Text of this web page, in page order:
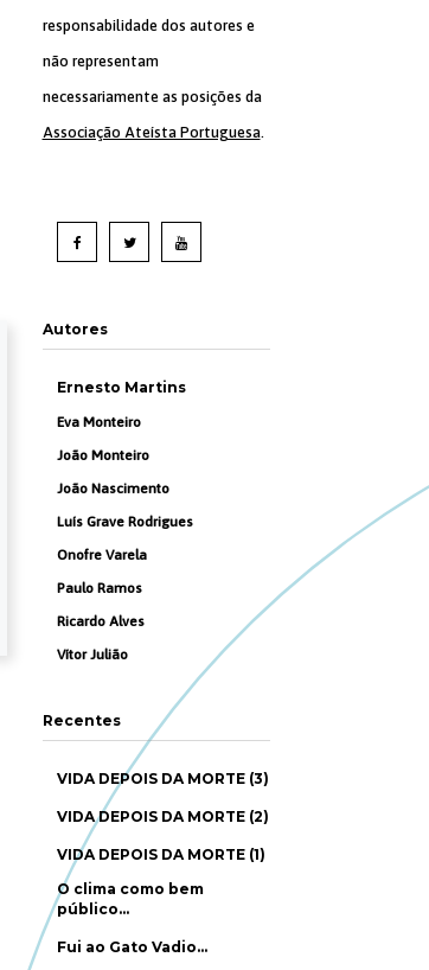
responsabilidade dos autores e
não representam
necessariamente as posições da
Associação Ateísta Portuguesa.
Autores
Ernesto Martins
Eva Monteiro
João Monteiro
João Nascimento
Luís Grave Rodrigues
Onofre Varela
Paulo Ramos
Ricardo Alves
Vítor Julião
Recentes
VIDA DEPOIS DA MORTE (3)
VIDA DEPOIS DA MORTE (2)
VIDA DEPOIS DA MORTE (1)
O clima como bem
público…
Fui ao Gato Vadio…